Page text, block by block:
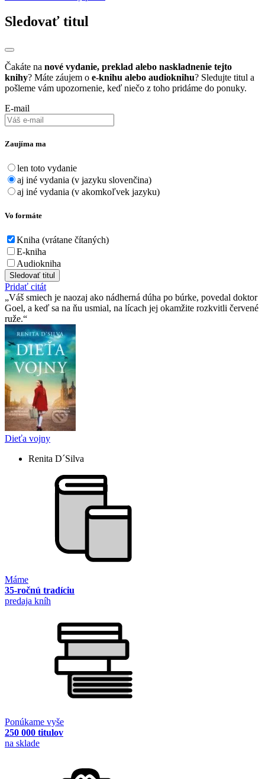
Sledovať titul
Čakáte na nové vydanie, preklad alebo naskladnenie tejto
knihy? Máte záujem o e-knihu alebo audioknihu? Sledujte titul a
pošleme vám upozornenie, keď niečo z toho pridáme do ponuky.
E-mail
Zaujíma ma
len toto vydanie
aj iné vydania (v jazyku slovenčina)
aj iné vydania (v akomkoľvek jazyku)
Vo formáte
Kniha (vrátane čítaných)
E-kniha
Audiokniha
Sledovať titul
Pridať citát
Váš smiech je naozaj ako nádherná dúha po búrke, povedal doktor
Goel, a keď sa na ňu usmial, na lícach jej okamžite rozkvitli červené
ruže.
Dieťa vojny
Renita D´Silva
Máme
35-ročnú tradíciu
predaja kníh
Ponúkame vyše
250 000 titulov
na sklade